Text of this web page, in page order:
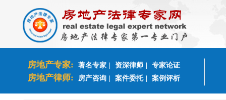
房地产专家: 著名专家 资深律师 专家论证
房地产律师: 房产咨询 案件委托 案例评析